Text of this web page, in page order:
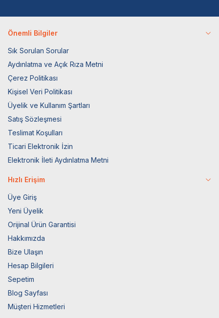
Önemli Bilgiler
Sık Sorulan Sorular
Aydınlatma ve Açık Rıza Metni
Çerez Politikası
Kişisel Veri Politikası
Üyelik ve Kullanım Şartları
Satış Sözleşmesi
Teslimat Koşulları
Ticari Elektronik İzin
Elektronik İleti Aydınlatma Metni
Hızlı Erişim
Üye Giriş
Yeni Üyelik
Orijinal Ürün Garantisi
Hakkımızda
Bize Ulaşın
Hesap Bilgileri
Sepetim
Blog Sayfası
Müşteri Hizmetleri